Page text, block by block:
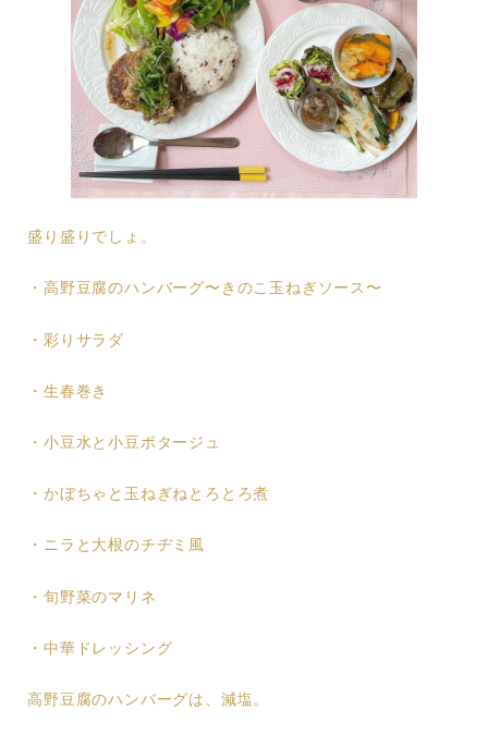
盛り盛りでしょ。
・高野豆腐のハンバーグ〜きのこ玉ねぎソース〜
・彩りサラダ
・生春巻き
・小豆水と小豆ポタージュ
・かぼちゃと玉ねぎねとろとろ煮
・ニラと大根のチヂミ風
・旬野菜のマリネ
・中華ドレッシング
高野豆腐のハンバーグは、減塩。